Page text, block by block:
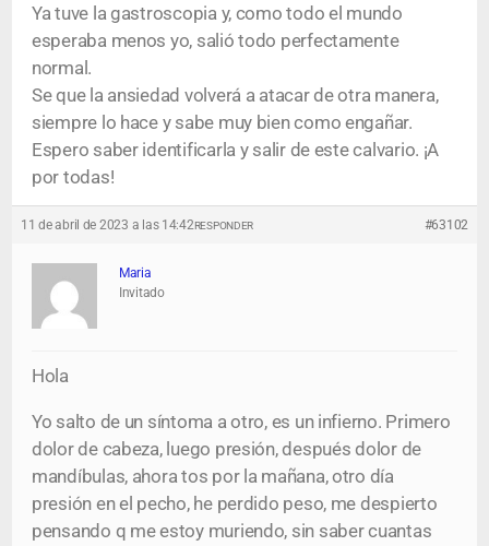
Ya tuve la gastroscopia y, como todo el mundo
esperaba menos yo, salió todo perfectamente
normal.
Se que la ansiedad volverá a atacar de otra manera,
siempre lo hace y sabe muy bien como engañar.
Espero saber identificarla y salir de este calvario. ¡A
por todas!
11 de abril de 2023 a las 14:42 #63102
RESPONDER
Maria
Invitado
Hola
Yo salto de un síntoma a otro, es un infierno. Primero
dolor de cabeza, luego presión, después dolor de
mandíbulas, ahora tos por la mañana, otro día
presión en el pecho, he perdido peso, me despierto
pensando q me estoy muriendo, sin saber cuantas